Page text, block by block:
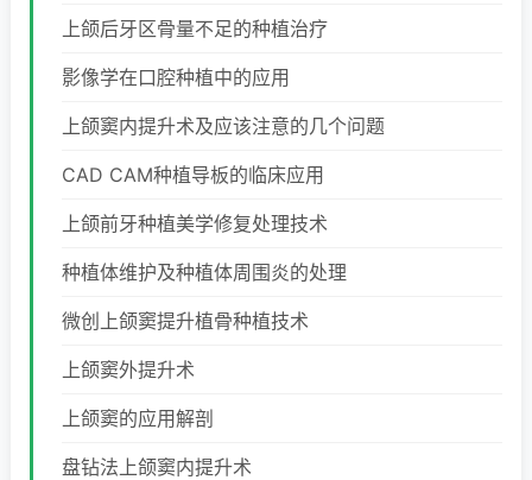
上颌后牙区骨量不足的种植治疗
影像学在口腔种植中的应用
上颌窦内提升术及应该注意的几个问题
CAD CAM种植导板的临床应用
上颌前牙种植美学修复处理技术
种植体维护及种植体周围炎的处理
微创上颌窦提升植骨种植技术
上颌窦外提升术
上颌窦的应用解剖
盘钻法上颌窦内提升术